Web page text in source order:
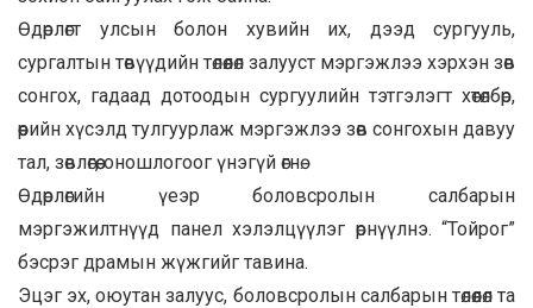
Өдөрлөгт улсын болон хувийн их, дээд сургууль,
сургалтын төвүүдийн төлөөлөл залууст мэргэжлээ хэрхэн зөв
сонгох, гадаад дотоодын сургуулийн тэтгэлэгт хөтөлбөр,
өөрийн хүсэлд тулгуурлаж мэргэжлээ зөв сонгохын давуу
тал, зөвлөгөө, оношлогоог үнэгүй өгнө.
Өдөрлөгийн үеэр боловсролын салбарын
мэргэжилтнүүд панел хэлэлцүүлэг өрнүүлнэ. “Тойрог”
бэсрэг драмын жүжгийг тавина.
Эцэг эх, оюутан залуус, боловсролын салбарын төлөөлөл та